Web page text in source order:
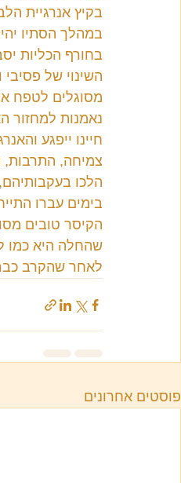
בקיץ אנרגיית
במהלך הסתיו
בחורף הכליות
השינוי של
מסוגלים לטפח
נאמנות למחזור
חיינו ייפגע
צמיחה, התרבות,
הלכו
בימים עברו
הקיסר טובים
שהחלה היא כמו
לאחר שהקרב
פוסטים אחרונים